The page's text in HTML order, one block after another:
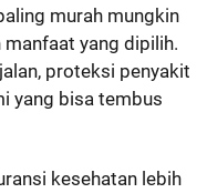
murah mungkin
yang dipilih.
proteksi penyakit
yang bisa tembus
kesehatan lebih